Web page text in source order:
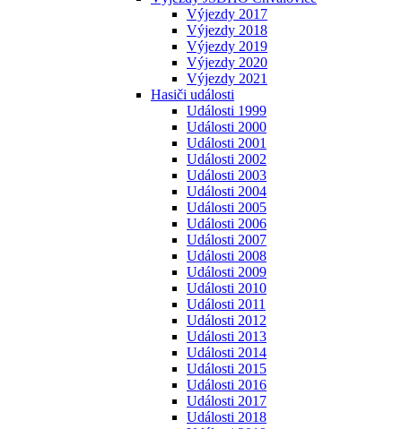
Výjezdy 2017
Výjezdy 2018
Výjezdy 2019
Výjezdy 2020
Výjezdy 2021
Hasiči události
Události 1999
Události 2000
Události 2001
Události 2002
Události 2003
Události 2004
Události 2005
Události 2006
Události 2007
Události 2008
Události 2009
Události 2010
Události 2011
Události 2012
Události 2013
Události 2014
Události 2015
Události 2016
Události 2017
Události 2018